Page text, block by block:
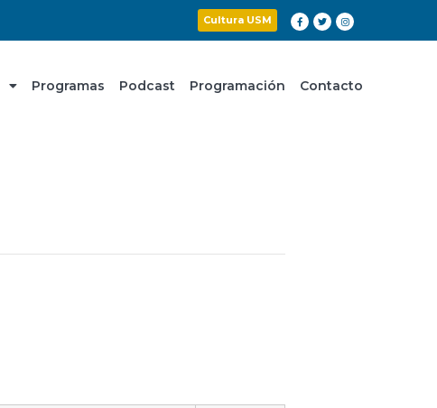
Cultura USM
Programas Podcast Programación Contacto